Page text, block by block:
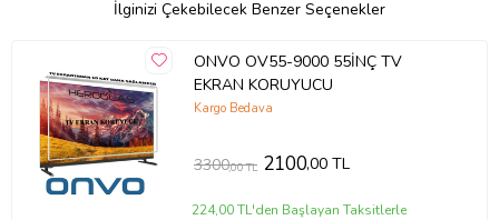
sağlamdır . Cam gibi keskin değildir.Size ve çoçuklarınıza zarar
Ürünümüzü televizyonunuza birebir ölçüde yaptığımız için ve
tamamen şeffaf bir görünüme sahip olduğu için farkedilmez. Nemli
ve yumuşak mikrofiber bez ile kolaylıkla silebilirsiniz . Montajı kolay
ve zahmetsizdir. Servis gerekmemektedir . Ürünümüz özel
ambalajında son derece korunaklı bir şekilde gelmektedir . ''
HEROGLAS EVİNİZDEKİ KAHRAMAN '' Whatsap iletişim hattı :
05533058368
İlginizi Çekebilecek Benzer Seçenekler
ONVO OV55-9000 55İNÇ TV
EKRAN KORUYUCU
Kargo Bedava
3300,00 TL 2100,00 TL
224,00 TL'den Başlayan Taksitlerle